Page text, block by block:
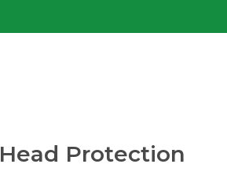
Head Protection